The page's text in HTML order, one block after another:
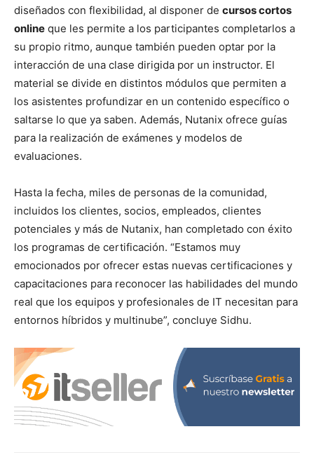
diseñados con flexibilidad, al disponer de cursos cortos
online que les permite a los participantes completarlos a
su propio ritmo, aunque también pueden optar por la
interacción de una clase dirigida por un instructor. El
material se divide en distintos módulos que permiten a
los asistentes profundizar en un contenido específico o
saltarse lo que ya saben. Además, Nutanix ofrece guías
para la realización de exámenes y modelos de
evaluaciones.
Hasta la fecha, miles de personas de la comunidad,
incluidos los clientes, socios, empleados, clientes
potenciales y más de Nutanix, han completado con éxito
los programas de certificación. “Estamos muy
emocionados por ofrecer estas nuevas certificaciones y
capacitaciones para reconocer las habilidades del mundo
real que los equipos y profesionales de IT necesitan para
entornos híbridos y multinube”, concluye Sidhu.